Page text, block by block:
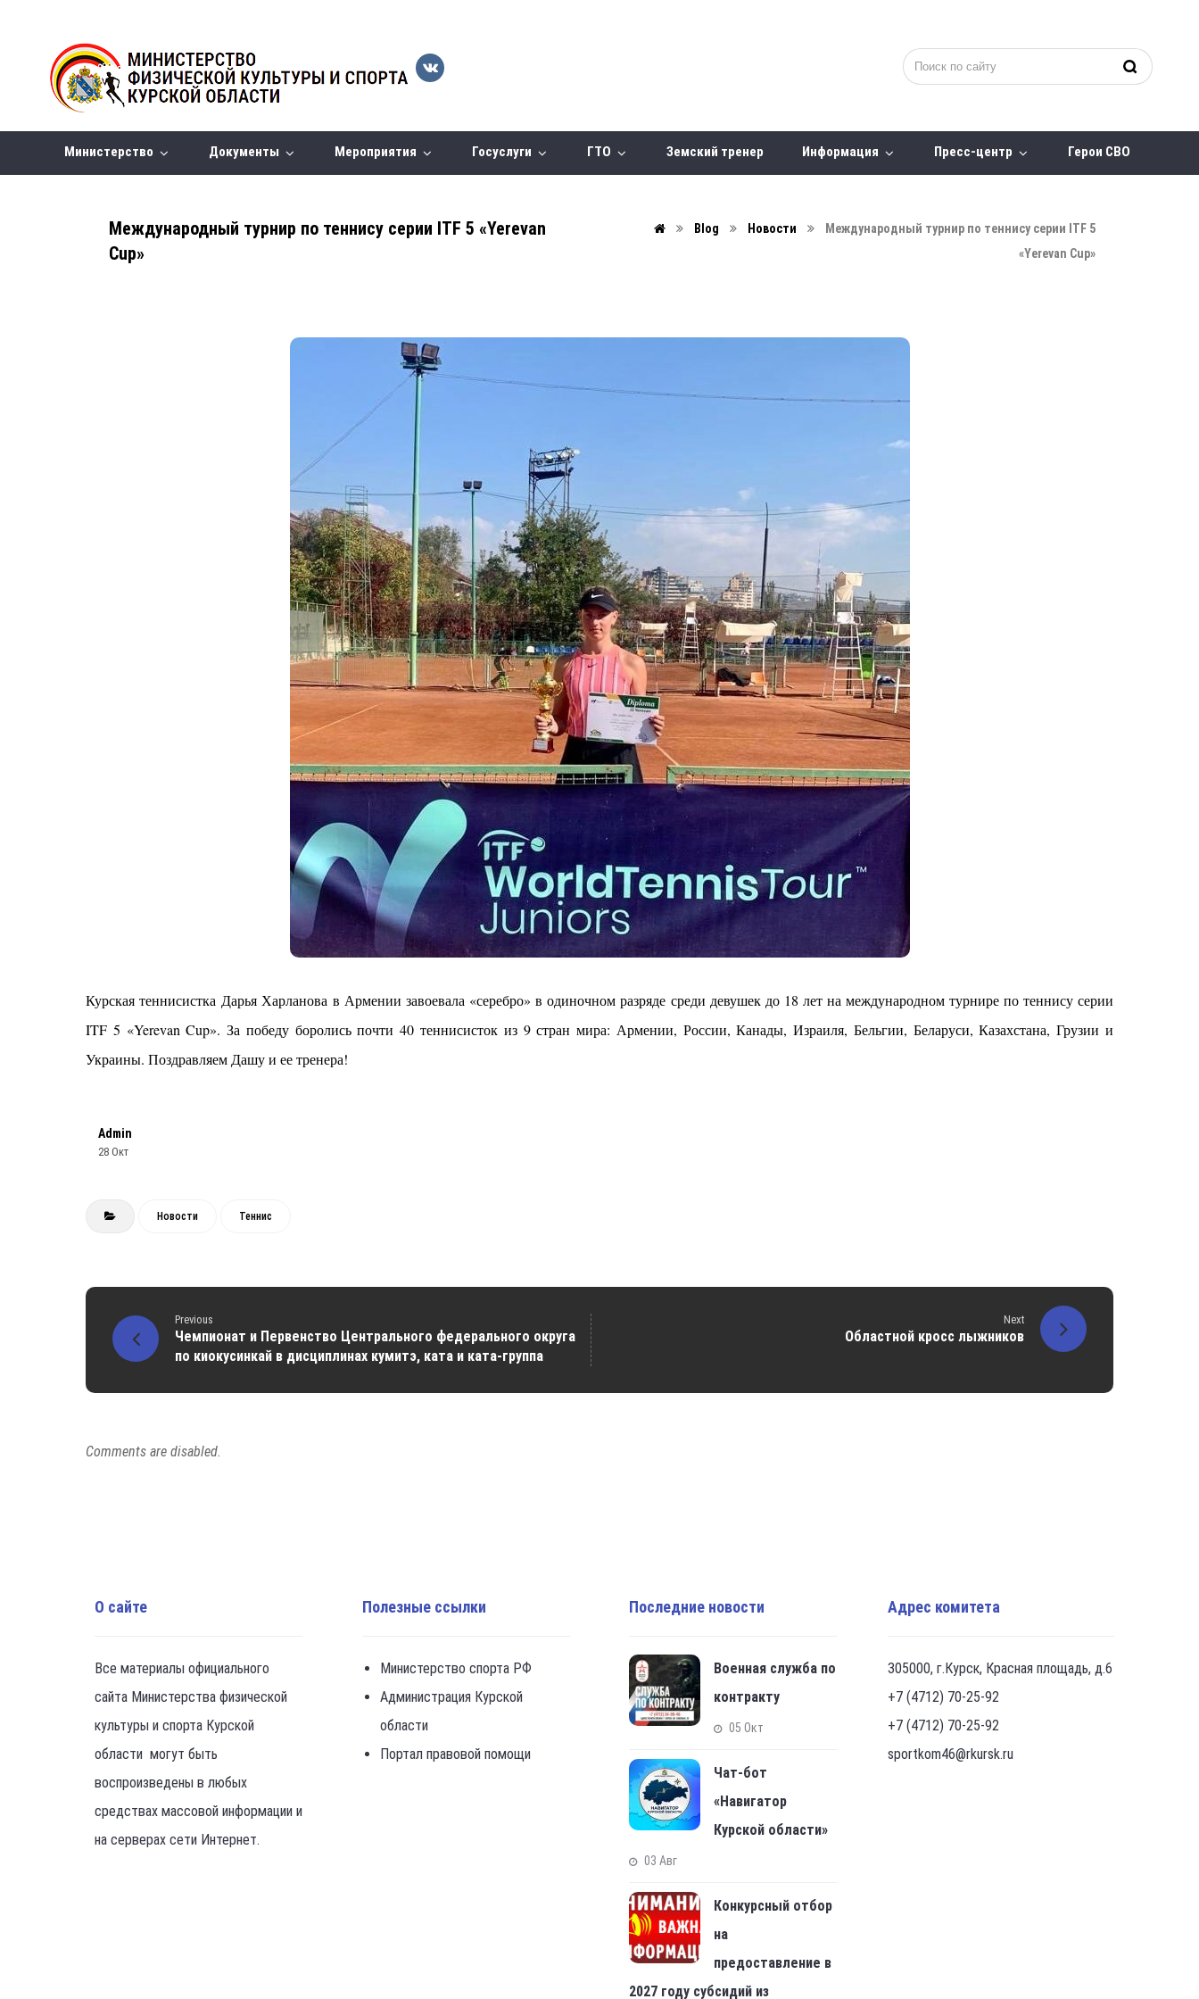
Министерство Документы Мероприятия Госуслуги ГТО Земский тренер Информация Пресс-центр Герои СВО
Международный турнир по теннису серии ITF 5 «Yerevan
Cup»
Blog Новости
Международный турнир по теннису серии ITF 5
«Yerevan Cup»
Курская теннисистка Дарья Харланова в Армении завоевала «серебро» в одиночном разряде среди девушек до 18 лет на международном турнире по теннису серии
ITF 5 «Yerevan Cup». За победу боролись почти 40 теннисисток из 9 стран мира: Армении, России, Канады, Израиля, Бельгии, Беларуси, Казахстана, Грузии и
Украины. Поздравляем Дашу и ее тренера!
Admin
28 Окт
Новости Теннис
Previous
Чемпионат и Первенство Центрального федерального округа
по киокусинкай в дисциплинах кумитэ, ката и ката-группа
Next
Областной кросс лыжников
Comments are disabled.
О сайте
Все материалы официального
сайта Министерства физической
культуры и спорта Курской
области могут быть
воспроизведены в любых
средствах массовой информации и
на серверах сети Интернет.
Полезные ссылки
Министерство спорта РФ
Администрация Курской
области
Портал правовой помощи
Последние новости
Военная служба по
контракту
05 Окт
Чат-бот
«Навигатор
Курской области»
03 Авг
Конкурсный отбор
на
предоставление в
2027 году субсидий из
Адрес комитета
305000, г.Курск, Красная площадь, д.6
+7 (4712) 70-25-92
+7 (4712) 70-25-92
sportkom46@rkursk.ru